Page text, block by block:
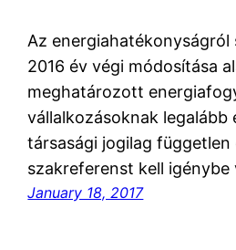
Az
2016 év végi módosítása
meghatározott
vállalkozásoknak legalább
társasági jogilag független
szakreferenst kell
January 18, 2017